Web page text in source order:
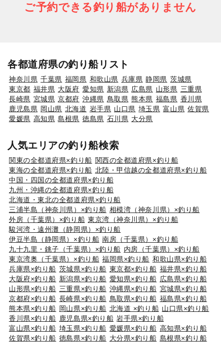
ご予約できる釣り船がありません
各都道府県の釣り船リスト
神奈川県 千葉県 福岡県 和歌山県 兵庫県 静岡県 茨城県
東京都 福井県 大阪府 愛知県 新潟県 広島県 山形県 三重県
長崎県 宮城県 京都府 沖縄県 鳥取県 熊本県 福島県 香川県
鹿児島県 岡山県 北海道 岩手県 山口県 埼玉県 富山県 佐賀県
愛媛県 高知県 島根県 徳島県 石川県 大分県
人気エリアの釣り船検索
関東の全都道府県×釣り船 関西の全都道府県×釣り船
東海の全都道府県×釣り船 北陸・甲信越の全都道府県×釣り船
中国・四国の全都道府県×釣り船
九州・沖縄の全都道府県×釣り船
北海道・東北の全都道府県×釣り船
三浦半島（神奈川県）×釣り船 相模湾（神奈川県）×釣り船
外房（千葉県）×釣り船 東京湾（神奈川県）×釣り船
駿河湾・遠州灘（静岡県）×釣り船
伊豆半島（静岡県）×釣り船 南房（千葉県）×釣り船
九十九里・銚子（千葉県）×釣り船 内房（千葉県）×釣り船
東京湾奥（千葉県）×釣り船 福岡県×釣り船 和歌山県×釣り船
兵庫県×釣り船 茨城県×釣り船 東京都×釣り船 福井県×釣り船
大阪府×釣り船 新潟県×釣り船 愛知県×釣り船 広島県×釣り船
山形県×釣り船 三重県×釣り船 沖縄県×釣り船 宮城県×釣り船
京都府×釣り船 長崎県×釣り船 鳥取県×釣り船 福島県×釣り船
熊本県×釣り船 岡山県×釣り船 北海道 ×釣り船 山口県×釣り船
香川県×釣り船 鹿児島県×釣り船 岩手県×釣り船
富山県×釣り船 埼玉県×釣り船 愛媛県×釣り船 高知県×釣り船
佐賀県×釣り船 徳島県×釣り船 大分県×釣り船 島根県×釣り船